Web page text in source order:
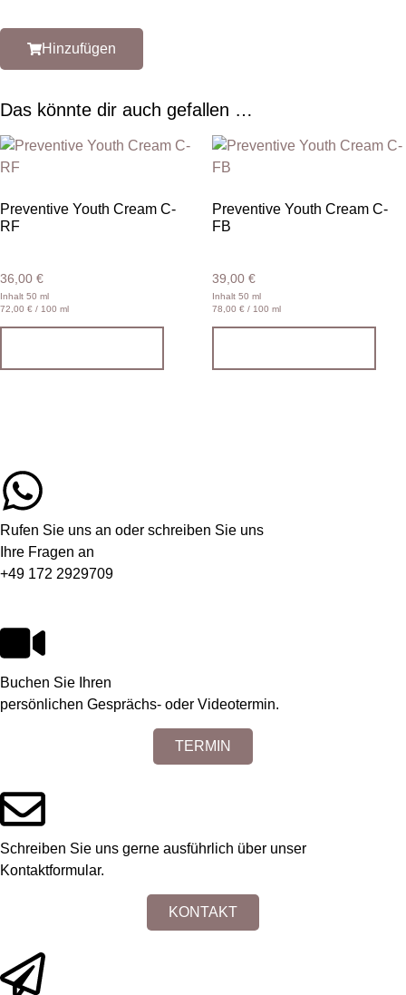
Hinzufügen
Das könnte dir auch gefallen …
Preventive Youth Cream C-
RF
36,00 €
Inhalt 50 ml
72,00 € / 100 ml
Preventive Youth Cream C-
FB
39,00 €
Inhalt 50 ml
78,00 € / 100 ml
Rufen Sie uns an oder schreiben Sie uns
Ihre Fragen an
+49 172 2929709
Buchen Sie Ihren
persönlichen Gesprächs- oder Videotermin.
TERMIN
Schreiben Sie uns gerne ausführlich über unser
Kontaktformular.
KONTAKT